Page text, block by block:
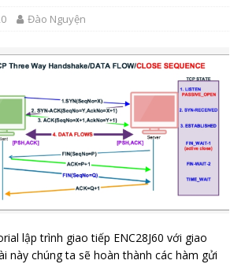
Đào Nguyện
lập trình giao tiếp ENC28J60 với giao
này chúng ta sẽ hoàn thành các hàm gửi